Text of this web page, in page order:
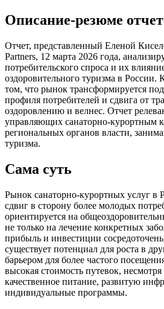
Описание-резюме
Отчет, представленный Еленой
Partners, 12 марта 2026 года,
потребительского спроса и их
оздоровительного туризма в России.
том, что рынок трансформируется
профиля потребителей и сдвига от
оздоровлению и велнес. Отчет
управляющих санаторно-курортным
региональных органов власти,
туризма.
Сама суть
Рынок санаторно-курортных услуг в
сдвиг в сторону более молодых
ориентируется на
не только на лечение конкретных
прибыль и инвестиции
существует потенциал для роста в
барьером для более частого
высокая стоимость путевок,
качественное питание, развитую
индивидуальные программы.